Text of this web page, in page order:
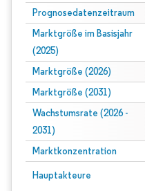
Prognosedatenzeitraum
Marktgröße im Basisjahr
(2025)
Marktgröße (2026)
Marktgröße (2031)
Wachstumsrate (2026 -
2031)
Marktkonzentration
Hauptakteure
Bild © Mordor Intelligence.